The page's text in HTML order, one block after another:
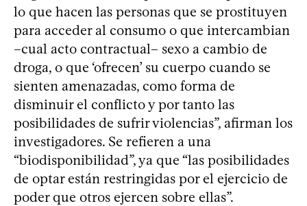
lo que hacen las personas que se prostituyen
para acceder al consumo o que intercambian
–cual acto contractual– sexo a cambio de
droga, o que ‘ofrecen’ su cuerpo cuando se
sienten amenazadas, como forma de
disminuir el conflicto y por tanto las
posibilidades de sufrir violencias”, afirman los
investigadores. Se refieren a una
“biodisponibilidad”, ya que “las posibilidades
de optar están restringidas por el ejercicio de
poder que otros ejercen sobre ellas”.